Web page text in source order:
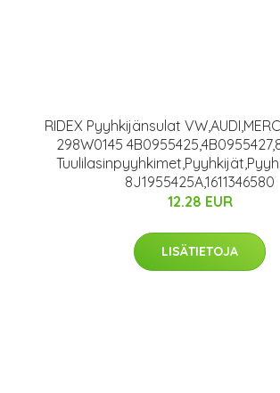
RIDEX Pyyhkijänsulat
298W0145
8J1955425A,1611346580
12.28 EUR
LISÄTIETOJA